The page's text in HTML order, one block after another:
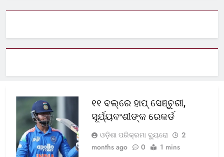
୧୧ ବଲ୍‌ରେ ହାପ୍ ସେଞ୍ଚୁରୀ,
ସୂର୍ଯ୍ୟବଂଶୀଙ୍କ ରେକର୍ଡ
ଓଡ଼ିଶା ପରିକ୍ରମା ବ୍ୟୁରୋ
2
months ago
0 1 mins